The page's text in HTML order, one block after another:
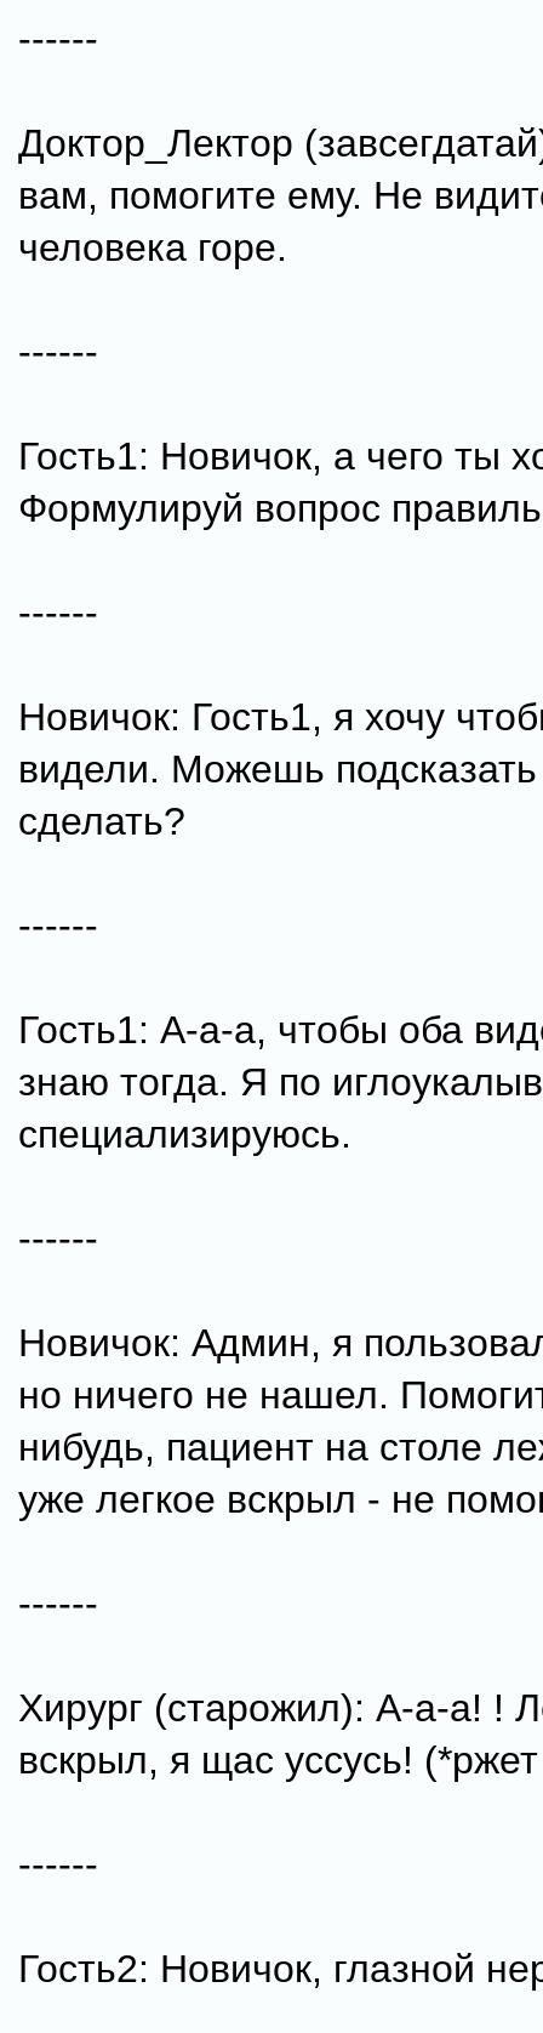
------
Доктор_Лектор
вам, помогите ему. Не
человека горе.
------
Гость1: Новичок, а чего ты
Формулируй вопрос
------
Новичок: Гость1, я хочу
видели. Можешь подсказать
сделать?
------
Гость1: А-а-а, чтобы оба
знаю тогда. Я по
специализируюсь.
------
Новичок: Админ, я
но ничего не нашел.
нибудь, пациент на столе
уже легкое вскрыл - не
------
Хирург (старожил): А-а-а! !
вскрыл, я щас уссусь!
------
Гость2: Новичок, глазной